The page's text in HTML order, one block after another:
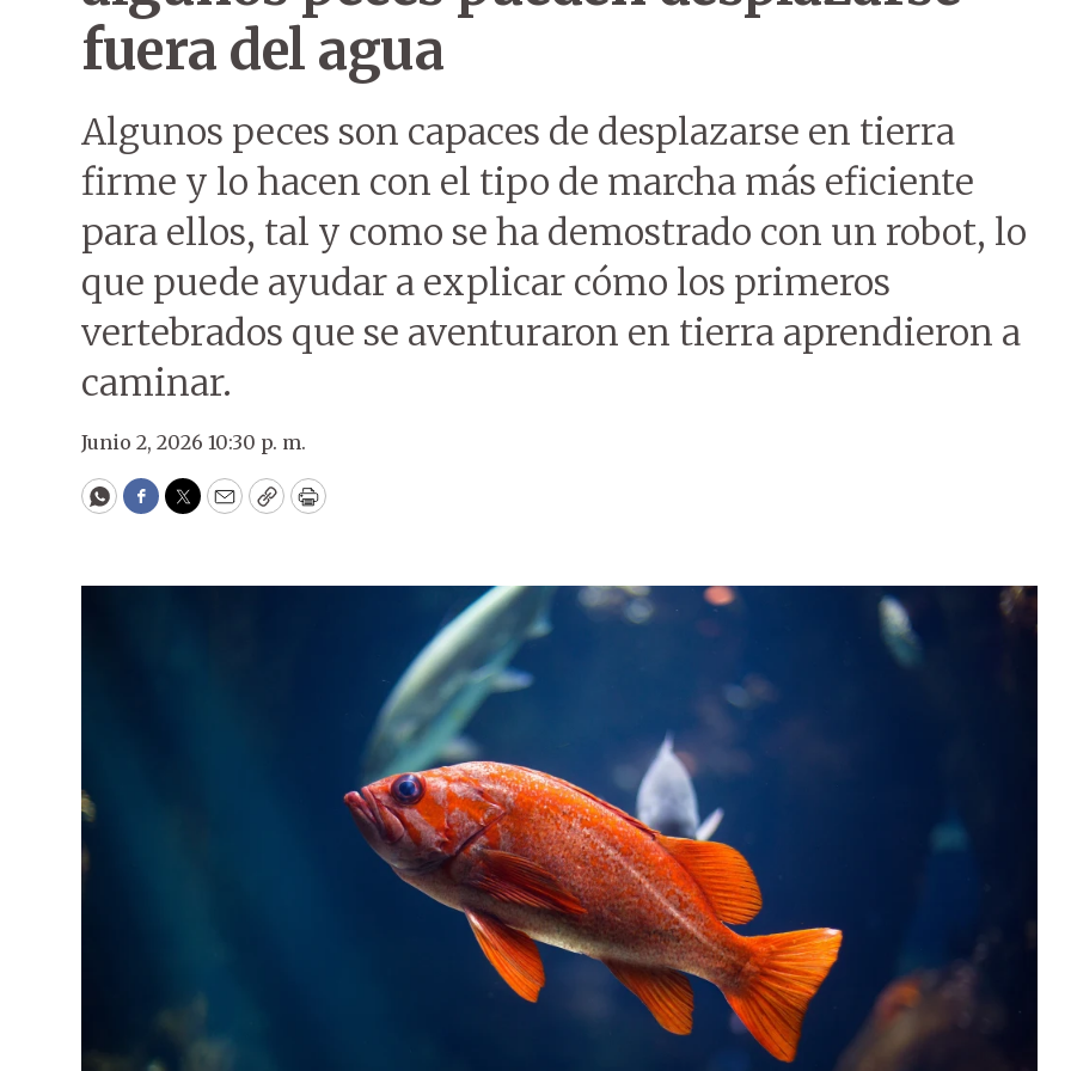
fuera del agua
Algunos peces son capaces de desplazarse en tierra
firme y lo hacen con el tipo de marcha más eficiente
para ellos, tal y como se ha demostrado con un robot, lo
que puede ayudar a explicar cómo los primeros
vertebrados que se aventuraron en tierra aprendieron a
caminar.
Junio 2, 2026 10:30 p. m.
WhatsApp
Facebook
Twitter
EmailCopyPrint